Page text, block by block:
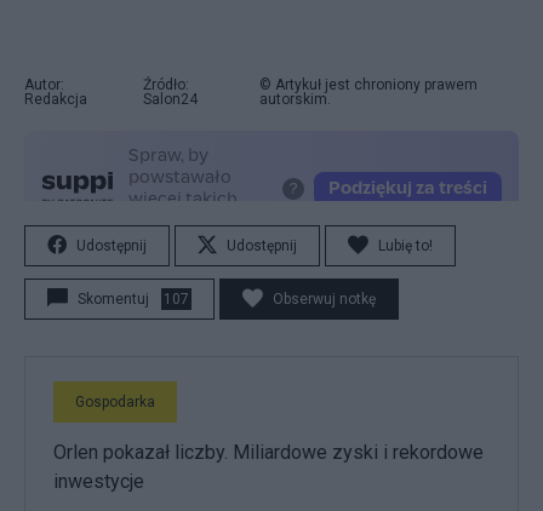
Autor:
Redakcja
Źródło:
Salon24
© Artykuł jest chroniony prawem
autorskim.
Udostępnij Udostępnij Lubię to!
Skomentuj 107 Obserwuj notkę
Gospodarka
Orlen pokazał liczby. Miliardowe zyski i rekordowe
inwestycje